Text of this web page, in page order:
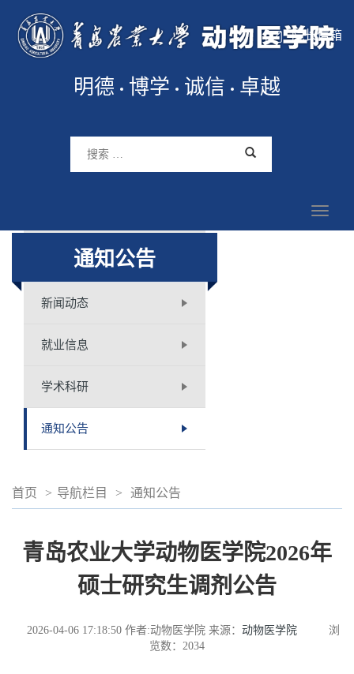
院长信箱
明德 博学 诚信 卓越
通知公告
新闻动态
就业信息
学术科研
通知公告
首页 > 导航栏目 > 通知公告
青岛农业大学动物医学院2026年
硕士研究生调剂公告
2026-04-06 17:18:50 作者:动物医学院 来源： 动物医学院
浏
览数： 2034